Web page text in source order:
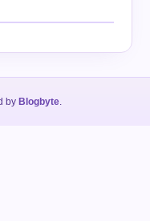
by Blogbyte.